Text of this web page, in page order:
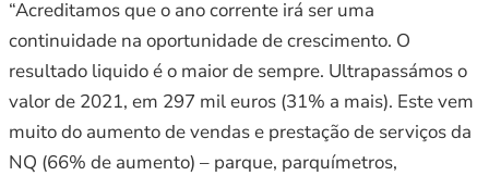
“Acreditamos que o ano corrente irá ser uma
continuidade na oportunidade de crescimento. O
resultado liquido é o maior de sempre. Ultrapassámos o
valor de 2021, em 297 mil euros (31% a mais). Este vem
muito do aumento de vendas e prestação de serviços da
NQ (66% de aumento) – parque, parquímetros,